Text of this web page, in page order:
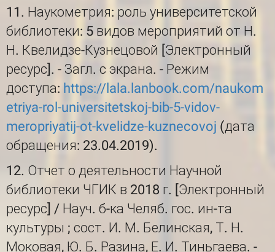
11. Наукометрия: роль университетской
библиотеки: 5 видов мероприятий от Н.
Н. Квелидзе-Кузнецовой [Электронный
ресурс]. - Загл. с экрана. - Режим
доступа: https://lala.lanbook.com/naukom
etriya-rol-universitetskoj-bib-5-vidov-
meropriyatij-ot-kvelidze-kuznecovoj (дата
обращения: 23.04.2019).
12. Отчет о деятельности Научной
библиотеки ЧГИК в 2018 г. [Электронный
ресурс] / Науч. б-ка Челяб. гос. ин-та
культуры ; сост. И. М. Белинская, Т. Н.
Моковая, Ю. Б. Разина, Е. И. Тиньгаева. -